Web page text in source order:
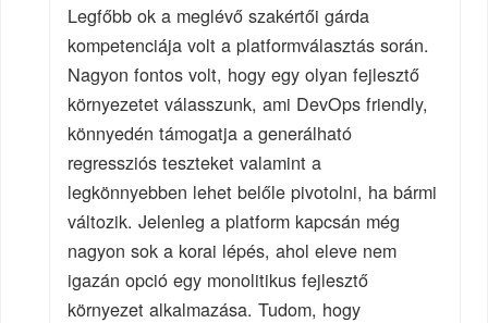
Legfőbb ok a meglévő szakértői gárda
kompetenciája volt a platformválasztás során.
Nagyon fontos volt, hogy egy olyan fejlesztő
környezetet válasszunk, ami DevOps friendly,
könnyedén támogatja a generálható
regressziós teszteket valamint a
legkönnyebben lehet belőle pivotolni, ha bármi
változik. Jelenleg a platform kapcsán még
nagyon sok a korai lépés, ahol eleve nem
igazán opció egy monolitikus fejlesztő
környezet alkalmazása. Tudom, hogy